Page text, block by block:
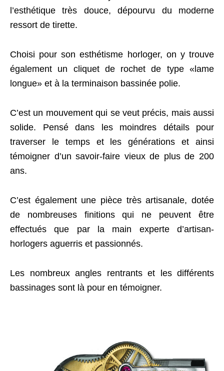
l’esthétique très douce, dépourvu du moderne
ressort de tirette.
Choisi pour son esthétisme horloger, on y trouve
également un cliquet de rochet de type «lame
longue» et à la terminaison bassinée polie.
C’est un mouvement qui se veut précis, mais aussi
solide. Pensé dans les moindres détails pour
traverser le temps et les générations et ainsi
témoigner d’un savoir-faire vieux de plus de 200
ans.
C’est également une pièce très artisanale, dotée
de nombreuses finitions qui ne peuvent être
effectués que par la main experte d’artisan-
horlogers aguerris et passionnés.
Les nombreux angles rentrants et les différents
bassinages sont là pour en témoigner.